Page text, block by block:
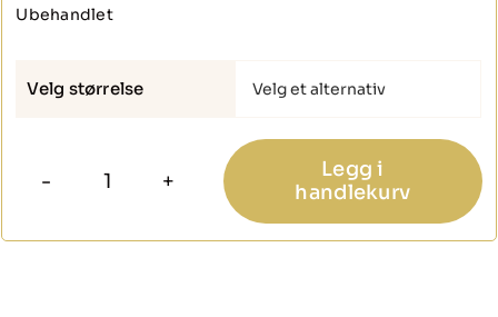
Ubehandlet
Velg størrelse
Kryssfiner
Legg i
handlekurv